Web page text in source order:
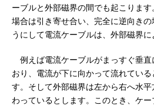
ーブルと外部磁界の間でも起こりま
場合は引き寄せ合い、完全に逆向き
うにして電流ケーブルは、外部磁界に
例えば電流ケーブルがまっすぐ垂直
おり、電流が下に向かって流れている
す。そして外部磁界は左から右へ水平
わっているとします。このとき、ケー